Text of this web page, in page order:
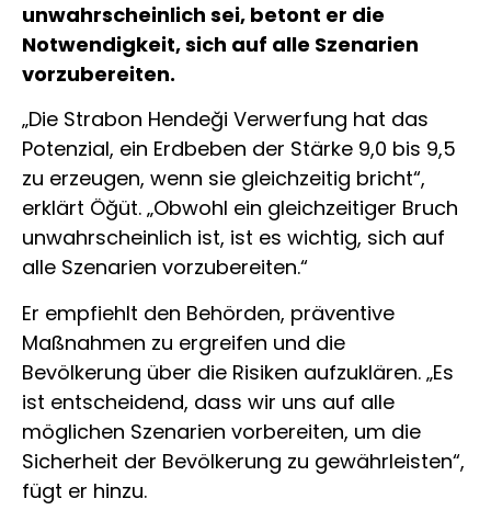
unwahrscheinlich sei, betont er die
Notwendigkeit, sich auf alle Szenarien
vorzubereiten.
„Die Strabon Hendeği Verwerfung hat das
Potenzial, ein Erdbeben der Stärke 9,0 bis 9,5
zu erzeugen, wenn sie gleichzeitig bricht“,
erklärt Öğüt. „Obwohl ein gleichzeitiger Bruch
unwahrscheinlich ist, ist es wichtig, sich auf
alle Szenarien vorzubereiten.“
Er empfiehlt den Behörden, präventive
Maßnahmen zu ergreifen und die
Bevölkerung über die Risiken aufzuklären. „Es
ist entscheidend, dass wir uns auf alle
möglichen Szenarien vorbereiten, um die
Sicherheit der Bevölkerung zu gewährleisten“,
fügt er hinzu.